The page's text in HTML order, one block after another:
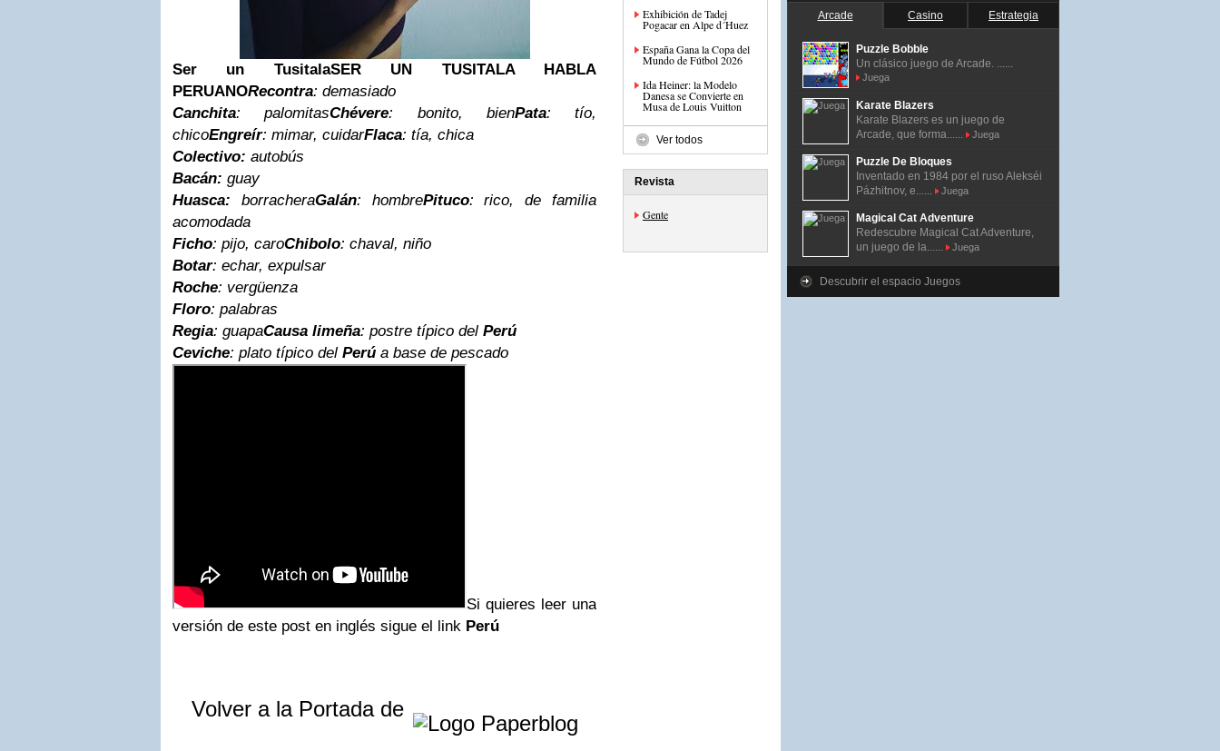
Ser un TusitalaSER UN TUSITALA HABLA
PERUANORecontra: demasiado
Canchita: palomitasChévere: bonito, bienPata: tío,
chicoEngreír: mimar, cuidarFlaca: tía, chica
Colectivo: autobús
Bacán: guay
Huasca: borracheraGalán: hombrePituco: rico, de familia
acomodada
Ficho: pijo, caroChibolo: chaval, niño
Botar: echar, expulsar
Roche: vergüenza
Floro: palabras
Regia: guapaCausa limeña: postre típico del Perú
Ceviche: plato típico del Perú a base de pescado
Si quieres leer una
versión de este post en inglés sigue el link Perú
Volver a la Portada de
Exhibición de Tadej
Pogacar en Alpe d´Huez
España Gana la Copa del
Mundo de Fútbol 2026
Ida Heiner: la Modelo
Danesa se Convierte en
Musa de Louis Vuitton
Ver todos
Revista
Gente
Arcade Casino Estrategia
Puzzle Bobble
Un clásico juego de Arcade. ......
Juega
Karate Blazers
Karate Blazers es un juego de
Arcade, que forma......
Juega
Puzzle De Bloques
Inventado en 1984 por el ruso Alekséi
Pázhitnov, e......
Juega
Magical Cat Adventure
Redescubre Magical Cat Adventure,
un juego de la......
Juega
Descubrir el espacio Juegos